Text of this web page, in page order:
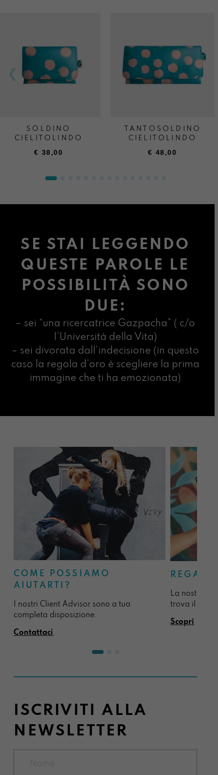
SOLDINO
CIELITOLINDO
€ 38,00
TANTOSOLDINO
CIELITOLINDO
€ 48,00
SE STAI LEGGENDO
QUESTE PAROLE LE
POSSIBILITÀ SONO
DUE:
– sei “una ricercatrice Gazpacha” ( c/o
l’Università della Vita)
– sei divorata dall’indecisione (in questo
caso la regola d’oro è scegliere la prima
immagine che ti ha emozionata)
COME POSSIAMO
AIUTARTI?
I nostri Client Advisor sono a tua
completa disposizione.
Contattaci
La nostra
trova il
Scopri
ISCRIVITI ALLA
NEWSLETTER